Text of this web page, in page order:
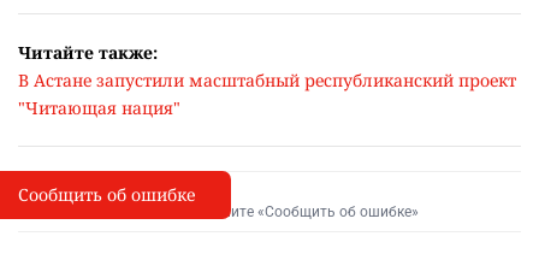
Читайте также:
В Астане запустили масштабный республиканский проект
"Читающая нация"
I
Сообщить об опечатке
Выделите фрагмент и нажмите «Сообщить об ошибке»
Сообщить об ошибке